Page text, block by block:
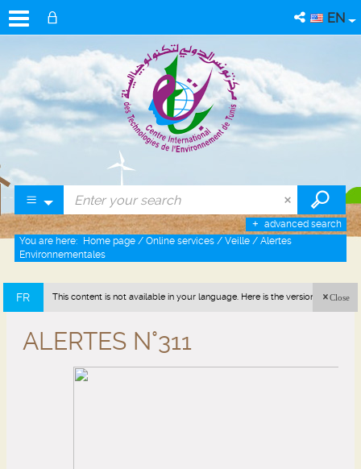
EN
advanced search
You are here: Home page / Online services / Veille / Alertes
Environnementales
FR This content is not available in your language. Here is the version in french
Close
ALERTES N°311